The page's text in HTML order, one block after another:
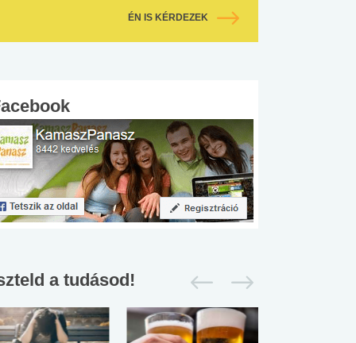
ÉN IS KÉRDEZEK
a tudásod!